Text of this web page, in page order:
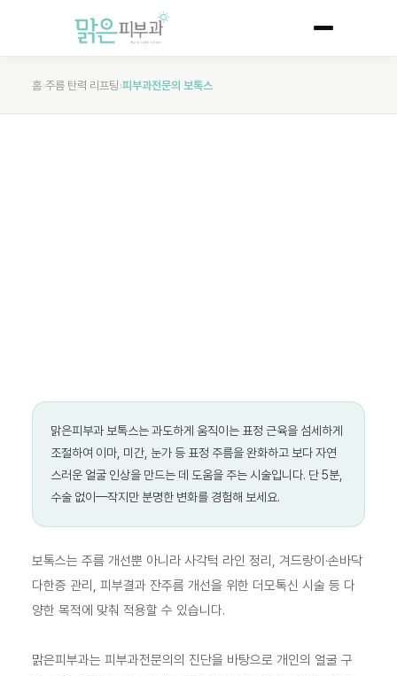
홈›주름 탄력 리프팅 ›피부과전문의 보톡스
맑은피부과 보톡스는 과도하게 움직이는 표정 근육을 섬세하게
조절하여 이마, 미간, 눈가 등 표정 주름을 완화하고 보다 자연
스러운 얼굴 인상을 만드는 데 도움을 주는 시술입니다. 단 5분,
수술 없이—작지만 분명한 변화를 경험해 보세요.
보톡스는 주름 개선뿐 아니라 사각턱 라인 정리, 겨드랑이·손바닥
다한증 관리, 피부결과 잔주름 개선을 위한 더모톡신 시술 등 다
양한 목적에 맞춰 적용할 수 있습니다.
맑은피부과는 피부과전문의의 진단을 바탕으로 개인의 얼굴 구